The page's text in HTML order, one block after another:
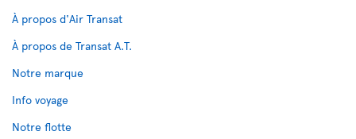
À propos d'Air Transat
À propos de Transat A.T.
Notre marque
Info voyage
Notre flotte